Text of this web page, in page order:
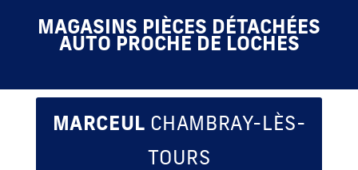
MAGASINS PIÈCES DÉTACHÉES
AUTO PROCHE DE LOCHES
MARCEUL CHAMBRAY-LÈS-
TOURS